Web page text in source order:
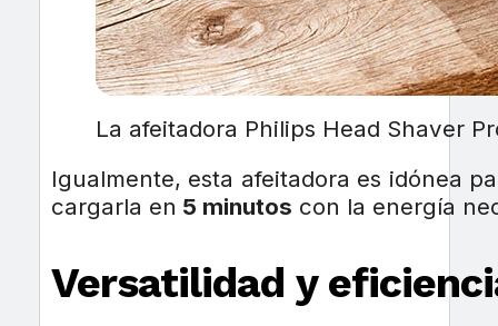
La afeitadora Philips Head Shaver
Igualmente, esta afeitadora es idónea
cargarla en 5 minutos con la energía
Versatilidad y